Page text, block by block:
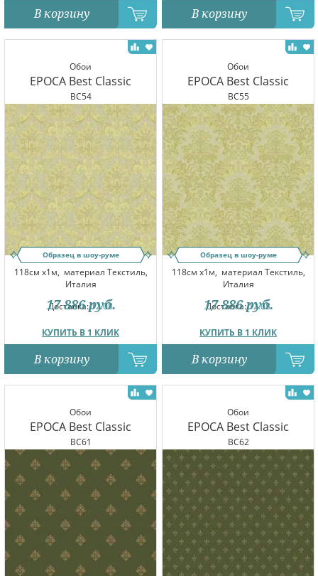
В корзину В корзину
Обои
EPOCA Best Classic
BC54
Образец в шоу-руме
118см x1м, материал Текстиль,
Италия
Доставка:12.08
КУПИТЬ В 1 КЛИК
17 886 руб.
В корзину
Обои
EPOCA Best Classic
BC55
Образец в шоу-руме
118см x1м, материал Текстиль,
Италия
Доставка:12.08
КУПИТЬ В 1 КЛИК
17 886 руб.
В корзину
Обои
EPOCA Best Classic
BC61
Обои
EPOCA Best Classic
BC62